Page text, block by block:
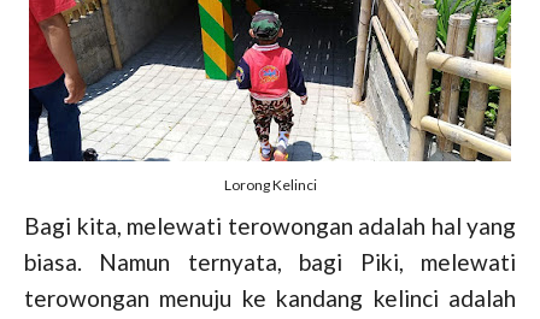
Lorong Kelinci
Bagi kita, melewati terowongan adalah hal yang
biasa. Namun ternyata, bagi Piki, melewati
terowongan menuju ke kandang kelinci adalah